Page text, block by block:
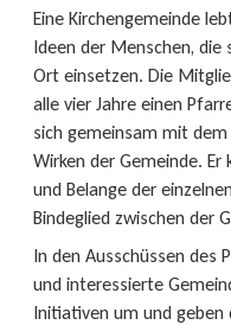
Eine Kirchengemeinde
Ideen der Menschen,
Ort einsetzen. Die
alle vier Jahre einen
sich gemeinsam mit
Wirken der Gemeinde.
und Belange der
Bindeglied zwischen der
In den Ausschüssen des
und interessierte
Initiativen um und geben